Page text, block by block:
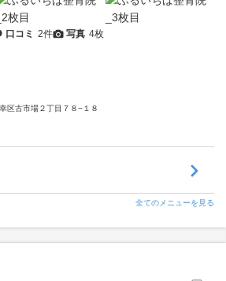
口コミ 2件 写真 4枚
区古市場２丁目７８−１８
全てのメニューを見る